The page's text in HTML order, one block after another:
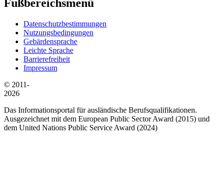
Fußbereichsmenü
Datenschutzbestimmungen
Nutzungsbedingungen
Gebärdensprache
Leichte Sprache
Barrierefreiheit
Impressum
© 2011-
2026
Das Informationsportal für ausländische Berufsqualifikationen.
Ausgezeichnet mit dem European Public Sector Award (2015) und
dem United Nations Public Service Award (2024)